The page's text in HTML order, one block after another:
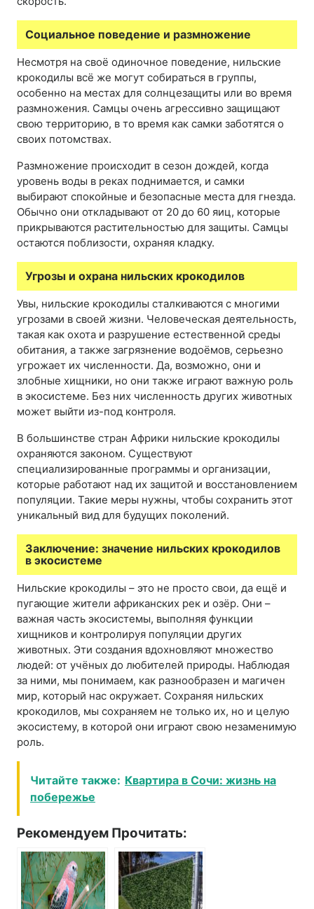
Социальное поведение и размножение
Несмотря на своё одиночное поведение, нильские
крокодилы всё же могут собираться в группы,
особенно на местах для солнцезащиты или во время
размножения. Самцы очень агрессивно защищают
свою территорию, в то время как самки заботятся о
своих потомствах.
Размножение происходит в сезон дождей, когда
уровень воды в реках поднимается, и самки
выбирают спокойные и безопасные места для гнезда.
Обычно они откладывают от 20 до 60 яиц, которые
прикрываются растительностью для защиты. Самцы
остаются поблизости, охраняя кладку.
Угрозы и охрана нильских крокодилов
Увы, нильские крокодилы сталкиваются с многими
угрозами в своей жизни. Человеческая деятельность,
такая как охота и разрушение естественной среды
обитания, а также загрязнение водоёмов, серьезно
угрожает их численности. Да, возможно, они и
злобные хищники, но они также играют важную роль
в экосистеме. Без них численность других животных
может выйти из-под контроля.
В большинстве стран Африки нильские крокодилы
охраняются законом. Существуют
специализированные программы и организации,
которые работают над их защитой и восстановлением
популяции. Такие меры нужны, чтобы сохранить этот
уникальный вид для будущих поколений.
Заключение: значение нильских крокодилов
в экосистеме
Нильские крокодилы – это не просто свои, да ещё и
пугающие жители африканских рек и озёр. Они –
важная часть экосистемы, выполняя функции
хищников и контролируя популяции других
животных. Эти создания вдохновляют множество
людей: от учёных до любителей природы. Наблюдая
за ними, мы понимаем, как разнообразен и магичен
мир, который нас окружает. Сохраняя нильских
крокодилов, мы сохраняем не только их, но и целую
экосистему, в которой они играют свою незаменимую
роль.
Читайте также: Квартира в Сочи: жизнь на
побережье
Рекомендуем Прочитать: